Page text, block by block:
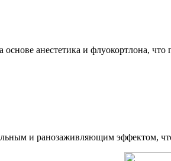
основе анестетика и флуокортлона,
и ранозаживляющим эффектом,